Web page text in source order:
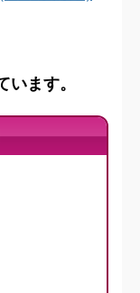
います。